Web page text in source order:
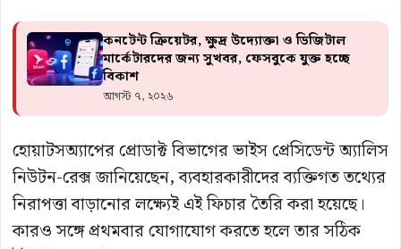
কনটেন্ট ক্রিয়েটর, ক্ষুদ্র উদ্যোক্তা ও ডিজিটাল
মার্কেটারদের জন্য সুখবর, ফেসবুকে যুক্ত হচ্ছে
বিকাশ
আগস্ট ৭, ২০২৬
হোয়াটসঅ্যাপের প্রোডাক্ট বিভাগের ভাইস প্রেসিডেন্ট অ্যালিস
নিউটন-রেক্স জানিয়েছেন, ব্যবহারকারীদের ব্যক্তিগত তথ্যের
নিরাপত্তা বাড়ানোর লক্ষ্যেই এই ফিচার তৈরি করা হয়েছে।
কারও সঙ্গে প্রথমবার যোগাযোগ করতে হলে তার সঠিক